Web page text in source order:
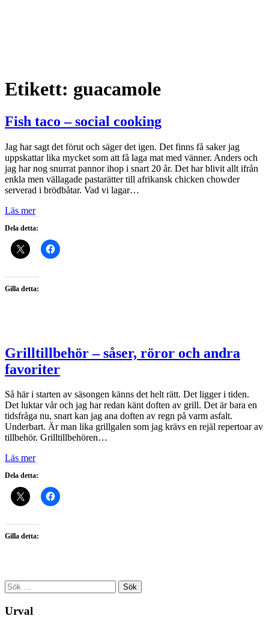
Etikett: guacamole
Fish taco – social cooking
Jag har sagt det förut och säger det igen. Det finns få saker jag
uppskattar lika mycket som att få laga mat med vänner. Anders och
jag har nog snurrat pannor ihop i snart 20 år. Det har blivit allt ifrån
enkla men vällagade pastarätter till afrikansk chicken chowder
serverad i brödbåtar. Vad vi lagar…
Läs mer
Dela detta:
Gilla detta:
Grilltillbehör – såser, röror och andra
favoriter
Så här i starten av säsongen känns det helt rätt. Det ligger i tiden.
Det luktar vår och jag har redan känt doften av grill. Det är bara en
tidsfråga nu, snart kan jag ana doften av regn på varm asfalt.
Underbart. Är man lika grillgalen som jag krävs en rejäl repertoar av
tillbehör. Grilltillbehören…
Läs mer
Dela detta:
Gilla detta:
Sök
efter:
Urval